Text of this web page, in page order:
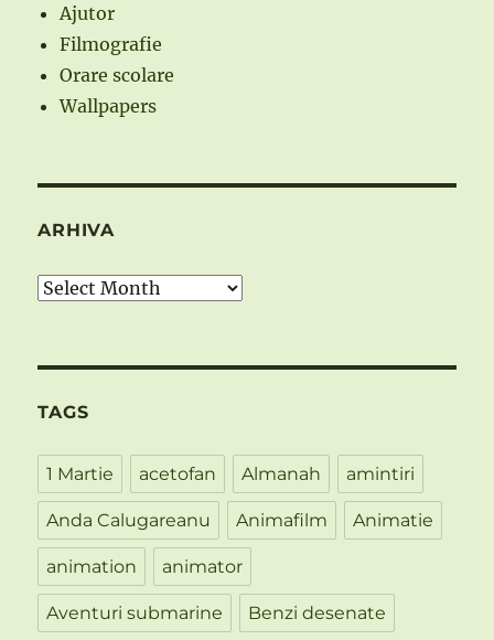
Ajutor
Filmografie
Orare scolare
Wallpapers
ARHIVA
Arhiva
TAGS
1 Martie acetofan Almanah amintiri
Anda Calugareanu Animafilm Animatie
animation animator
Aventuri submarine Benzi desenate